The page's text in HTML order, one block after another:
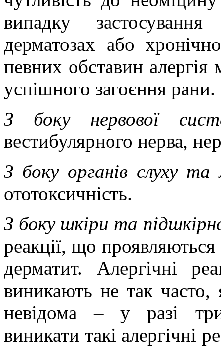
випадку
дерматозах або
певних обставин алергія
успішного загоєння рани.
З боку нервової
вестибулярного нерва,
З боку органів слуху
ототоксичність.
З боку шкіри та
реакції, що
дерматит. Алергічні
виникають не так часто,
невідома – у разі
виникати такі алергічні